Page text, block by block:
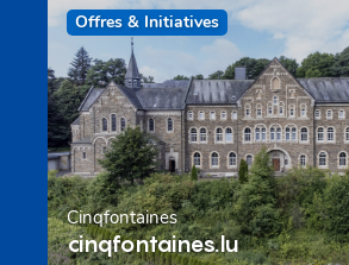
Offres & Initiatives
Cinqfontaines
cinqfontaines.lu